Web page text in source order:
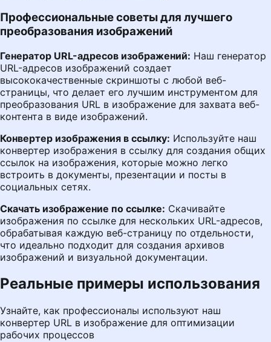
Профессиональные советы для лучшего
преобразования изображений
Генератор URL-адресов изображений: Наш генератор
URL-адресов изображений создает
высококачественные скриншоты с любой веб-
страницы, что делает его лучшим инструментом для
преобразования URL в изображение для захвата веб-
контента в виде изображений.
Конвертер изображения в ссылку: Используйте наш
конвертер изображения в ссылку для создания общих
ссылок на изображения, которые можно легко
встроить в документы, презентации и посты в
социальных сетях.
Скачать изображение по ссылке: Скачивайте
изображения по ссылке для нескольких URL-адресов,
обрабатывая каждую веб-страницу по отдельности,
что идеально подходит для создания архивов
изображений и визуальной документации.
Реальные примеры использования
Узнайте, как профессионалы используют наш
конвертер URL в изображение для оптимизации
рабочих процессов